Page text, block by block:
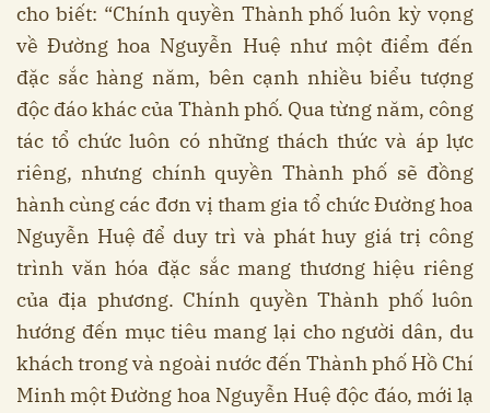
cho biết: “Chính quyền Thành phố luôn kỳ vọng
về Đường hoa Nguyễn Huệ như một điểm đến
đặc sắc hàng năm, bên cạnh nhiều biểu tượng
độc đáo khác của Thành phố. Qua từng năm, công
tác tổ chức luôn có những thách thức và áp lực
riêng, nhưng chính quyền Thành phố sẽ đồng
hành cùng các đơn vị tham gia tổ chức Đường hoa
Nguyễn Huệ để duy trì và phát huy giá trị công
trình văn hóa đặc sắc mang thương hiệu riêng
của địa phương. Chính quyền Thành phố luôn
hướng đến mục tiêu mang lại cho người dân, du
khách trong và ngoài nước đến Thành phố Hồ Chí
Minh một Đường hoa Nguyễn Huệ độc đáo, mới lạ